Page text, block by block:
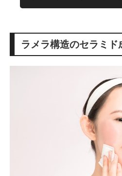
ラメラ構造のセラミ